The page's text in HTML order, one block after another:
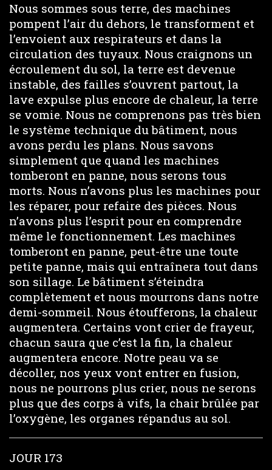
Nous sommes sous terre, des machines
pompent l’air du dehors, le transforment et
l’envoient aux respirateurs et dans la
circulation des tuyaux. Nous craignons un
écroulement du sol, la terre est devenue
instable, des failles s’ouvrent partout, la
lave expulse plus encore de chaleur, la terre
se vomie. Nous ne comprenons pas très bien
le système technique du bâtiment, nous
avons perdu les plans. Nous savons
simplement que quand les machines
tomberont en panne, nous serons tous
morts. Nous n’avons plus les machines pour
les réparer, pour refaire des pièces. Nous
n’avons plus l’esprit pour en comprendre
même le fonctionnement. Les machines
tomberont en panne, peut-être une toute
petite panne, mais qui entraînera tout dans
son sillage. Le bâtiment s’éteindra
complètement et nous mourrons dans notre
demi-sommeil. Nous étoufferons, la chaleur
augmentera. Certains vont crier de frayeur,
chacun saura que c’est la fin, la chaleur
augmentera encore. Notre peau va se
décoller, nos yeux vont entrer en fusion,
nous ne pourrons plus crier, nous ne serons
plus que des corps à vifs, la chair brûlée par
l’oxygène, les organes répandus au sol.
JOUR 173